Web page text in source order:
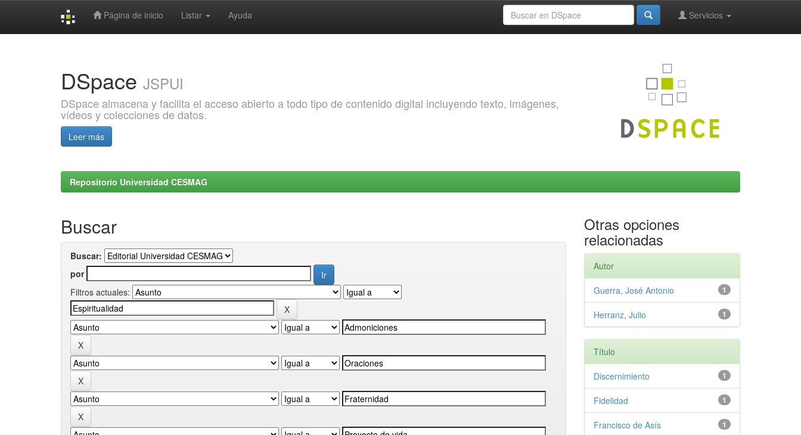
Página de inicio Listar Ayuda Servicios
DSpace JSPUI
DSpace almacena y facilita el acceso abierto a todo tipo de contenido digital incluyendo texto, imágenes,
vídeos y colecciones de datos.
Leer más
Repositorio Universidad CESMAG
Buscar
Buscar:
por
Filtros actuales:
Otras opciones
relacionadas
Autor
1
Guerra, José Antonio
1
Herranz, Julio
Título
1
Discernimiento
1
Fidelidad
1
Francisco de Asís